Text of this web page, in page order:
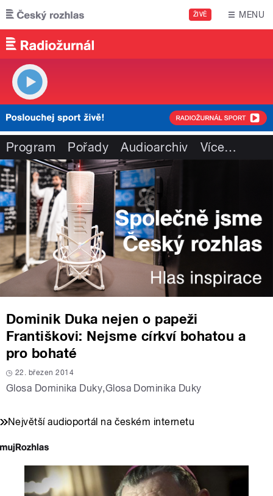
Přejít k hlavnímu obsahu
ŽIVĚ MENU
Program Pořady Audioarchiv Více…
Dominik Duka nejen o papeži
Františkovi: Nejsme církví bohatou a
pro bohaté
22. březen 2014
Glosa Dominika Duky,Glosa Dominika Duky
Největší audioportál na českém internetu